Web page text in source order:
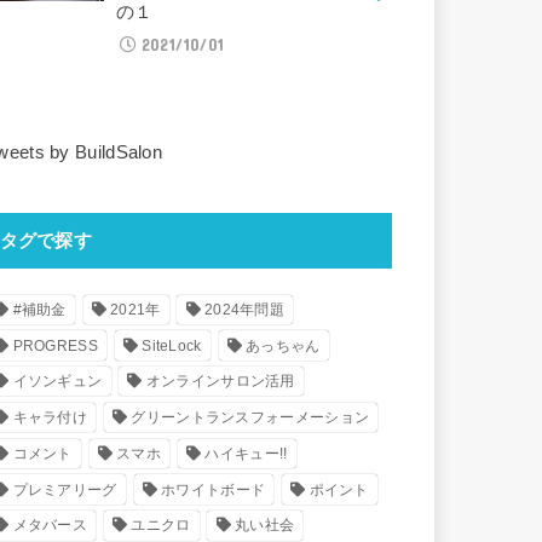
の１
2021/10/01
by BuildSalon
タグで探す
#補助金 2021年 2024年問題
PROGRESS SiteLock あっちゃん
イソンギュン オンラインサロン活用
キャラ付け グリーントランスフォーメーション
コメント スマホ ハイキュー!!
プレミアリーグ ホワイトボード ポイント
メタバース ユニクロ 丸い社会